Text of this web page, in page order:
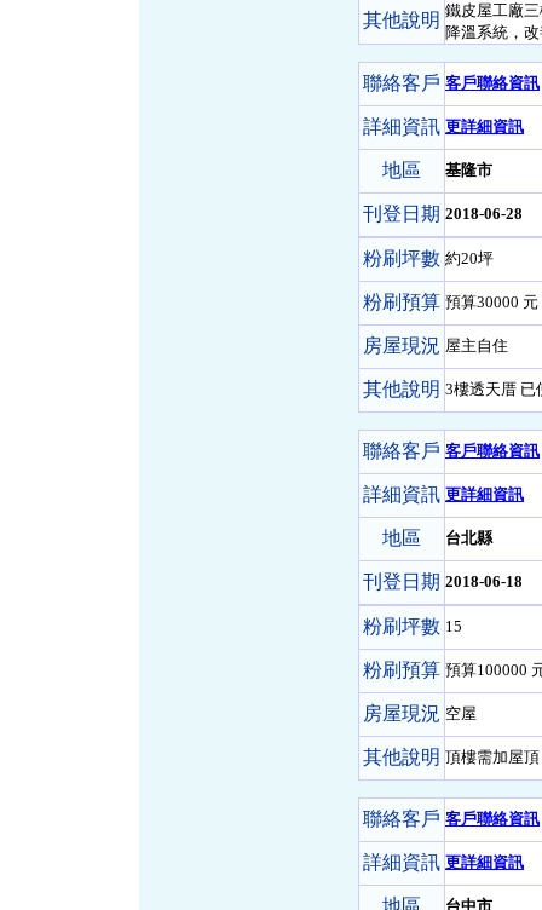
其他說明 鐵皮屋工廠
降溫系統，
聯絡客戶 客戶聯絡資訊
詳細資訊 更詳細資訊
地區 基隆市
刊登日期 2018-06-28
粉刷坪數 約20坪
粉刷預算 預算30000 元
房屋現況 屋主自住
其他說明 3樓透天厝 已
聯絡客戶 客戶聯絡資訊
詳細資訊 更詳細資訊
地區 台北縣
刊登日期 2018-06-18
粉刷坪數 15
粉刷預算 預算100000
房屋現況 空屋
其他說明 頂樓需加屋頂
聯絡客戶 客戶聯絡資訊
詳細資訊 更詳細資訊
地區 台中市